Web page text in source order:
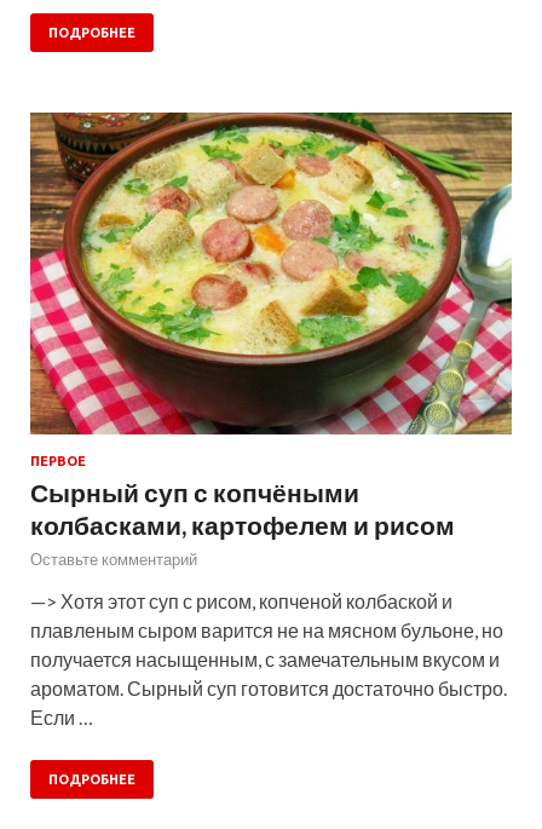
ПОДРОБНЕЕ
ПЕРВОЕ
Сырный суп с копчёными
колбасками, картофелем и рисом
Оставьте комментарий
—> Хотя этот суп с рисом, копченой колбаской и
плавленым сыром варится не на мясном бульоне, но
получается насыщенным, с замечательным вкусом и
ароматом. Сырный суп готовится достаточно быстро.
Если …
ПОДРОБНЕЕ